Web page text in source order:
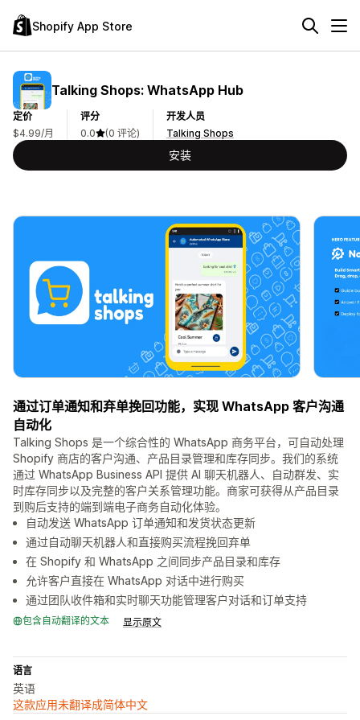
Shopify App Store
Talking Shops: WhatsApp Hub
定价
$4.99/月
评分
0.0
(0 评论)
开发人员
Talking Shops
安装
通过订单通知和弃单挽回功能，实现 WhatsApp 客户沟通
自动化
Talking Shops 是一个综合性的 WhatsApp 商务平台，可自动处理
Shopify 商店的客户沟通、产品目录管理和库存同步。我们的系统
通过 WhatsApp Business API 提供 AI 聊天机器人、自动群发、实
时库存同步以及完整的客户关系管理功能。商家可获得从产品目录
到购后支持的端到端电子商务自动化体验。
自动发送 WhatsApp 订单通知和发货状态更新
通过自动聊天机器人和直接购买流程挽回弃单
在 Shopify 和 WhatsApp 之间同步产品目录和库存
允许客户直接在 WhatsApp 对话中进行购买
通过团队收件箱和实时聊天功能管理客户对话和订单支持
包含自动翻译的文本 显示原文
语言
英语
这款应用未翻译成简体中文